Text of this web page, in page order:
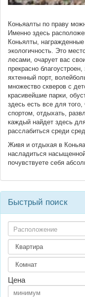
Коньяалты по праву
Именно здесь
Коньялты,
экологичность. Это
лесами, очарует вас
прекрасно
яхтенный порт,
множество скверов с
красивейшие парки,
здесь есть все для
спортом, отдыхать,
каждый найдет здесь
расслабиться среди
Живя и отдыхая в
насладиться
почувствуете себя
Быстрый поиск
Расположение
Цена